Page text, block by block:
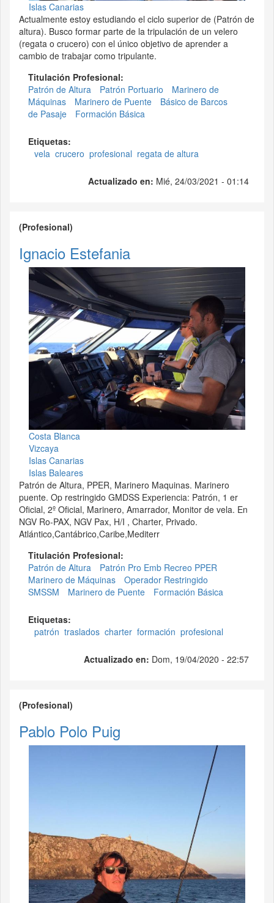
Islas Canarias
Actualmente estoy estudiando el ciclo superior de (Patrón de
altura). Busco formar parte de la tripulación de un velero
(regata o crucero) con el único objetivo de aprender a
cambio de trabajar como tripulante.
Titulación Profesional:
Patrón de Altura
Patrón Portuario
Marinero de
Máquinas
Marinero de Puente
Básico de Barcos
de Pasaje
Formación Básica
Etiquetas:
vela crucero profesional regata de altura
Actualizado en: Mié, 24/03/2021 - 01:14
(Profesional)
Ignacio Estefania
Costa Blanca
Vizcaya
Islas Canarias
Islas Baleares
Patrón de Altura, PPER, Marinero Maquinas. Marinero
puente. Op restringido GMDSS Experiencia: Patrón, 1 er
Oficial, 2º Oficial, Marinero, Amarrador, Monitor de vela. En
NGV Ro-PAX, NGV Pax, H/I , Charter, Privado.
Atlántico,Cantábrico,Caribe,Mediterr
Titulación Profesional:
Patrón de Altura
Patrón Pro Emb Recreo PPER
Marinero de Máquinas
Operador Restringido
SMSSM
Marinero de Puente Formación Básica
Etiquetas:
patrón traslados charter formación profesional
Actualizado en: Dom, 19/04/2020 - 22:57
(Profesional)
Pablo Polo Puig